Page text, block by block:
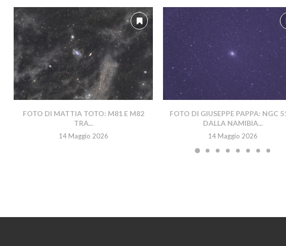
FOTO DI MATTIA TOTO: M81 E M82
TRA...
14 Maggio 2026
FOTO DI GIUSEPPE PAPPA: NGC
DALLA NAMIBIA...
14 Maggio 2026